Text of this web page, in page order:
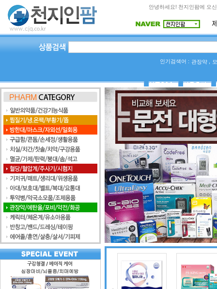
안녕하세요! 천지인팜에 오
인기검색어 : 관장약
상품Q&A 사용후기